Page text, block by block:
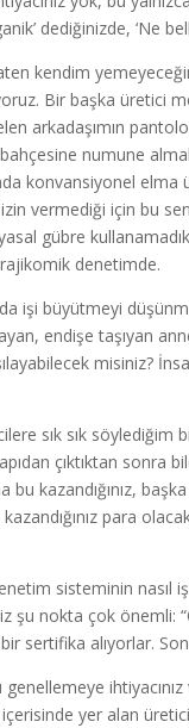
dediğinizde, ‘Ne
kendim
Bir başka üretici
arkadaşımın
numune
konvansiyonel elma
vermediği için bu
gübre
denetimde.
işi büyütmeyi
endişe taşıyan
misiniz?
sık sık söylediğim
çıktıktan sonra
kazandığınız,
para
sisteminin nasıl
şu nokta çok önemli:
bir sertifika alıyorlar.
yer alan